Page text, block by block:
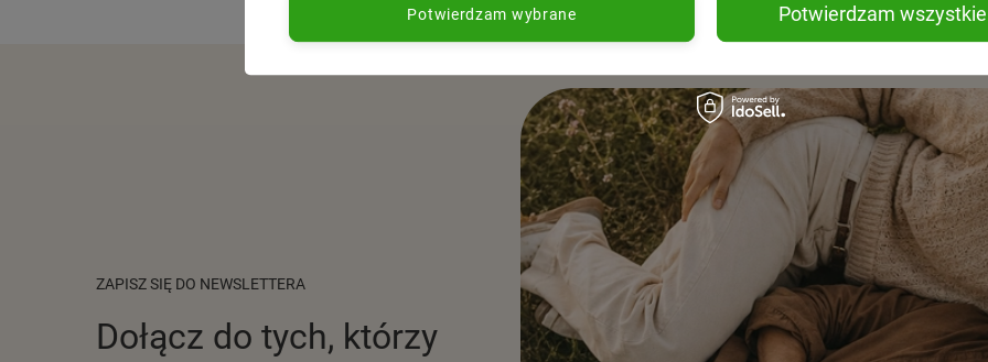
ZAPISZ SIĘ DO NEWSLETTERA
Dołącz do tych, którzy
Potwierdzam wybrane Potwierdzam wszystkie